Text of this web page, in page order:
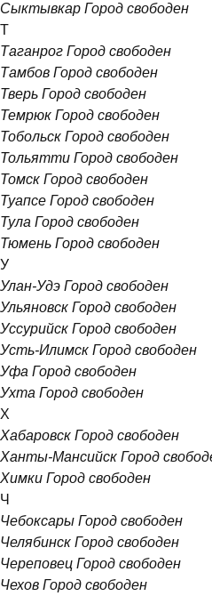
Сыктывкар Город свободен
Т
Таганрог Город свободен
Тамбов Город свободен
Тверь Город свободен
Темрюк Город свободен
Тобольск Город свободен
Тольятти Город свободен
Томск Город свободен
Туапсе Город свободен
Тула Город свободен
Тюмень Город свободен
У
Улан-Удэ Город свободен
Ульяновск Город свободен
Уссурийск Город свободен
Усть-Илимск Город свободен
Уфа Город свободен
Ухта Город свободен
Х
Хабаровск Город свободен
Ханты-Мансийск Город
Химки Город свободен
Ч
Чебоксары Город свободен
Челябинск Город свободен
Череповец Город свободен
Чехов Город свободен